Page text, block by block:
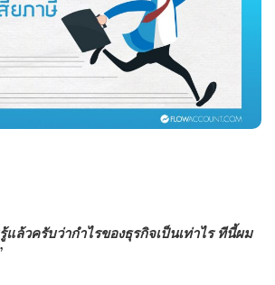
ล้วครับว่ากำไรของธุรกิจเป็นเท่าไร ทีนี้ผม